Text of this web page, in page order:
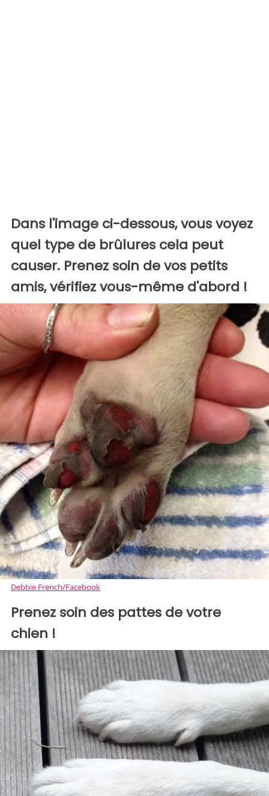
Dans l'image ci-dessous, vous voyez
quel type de brûlures cela peut
causer. Prenez soin de vos petits
amis, vérifiez vous-même d'abord !
Debbie French/Facebook
Prenez soin des pattes de votre
chien !